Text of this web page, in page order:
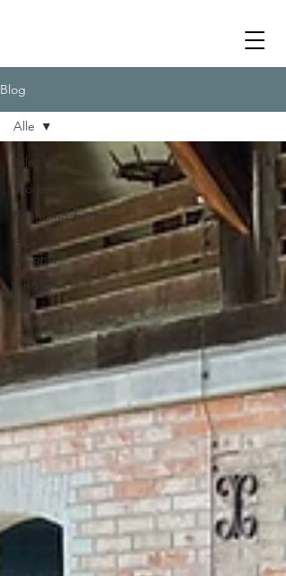
Blog
Alle
Workshops
Erfahrungsberichte
BlueBox
Insights
Ringana
Alle